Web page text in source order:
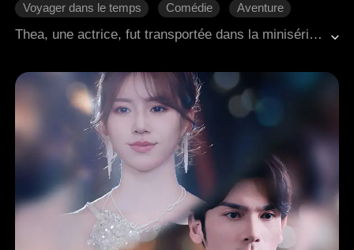
Voyager dans le temps Comédie
Aventure
Romance moderne
Thea, une actrice, fut transportée dans la minisérie tragique qu'elle avait autrefois interprétée, pour se retrouver à son sombre dénouement, son personnage mort. Alors que d'autres se faisaient choyer dans leurs nouveaux mondes, Thea fut tuée de 99 façons différentes. Furieuse, elle prit les choses en main. La machiavélique fausse héritière reçut une gifle, sa mère biologique ignorante une autre, et l'acteur principal minable une volée furieuse. Mais alors, un bel inconnu doux apparut de nulle part. Thea décida qu'elle l'aurait aussi. Précipitée dans ce monde absurdement dramatique, elle résolut de s'emparer de son beau compagnon et de renverser quiconque se dresserait sur son chemin.